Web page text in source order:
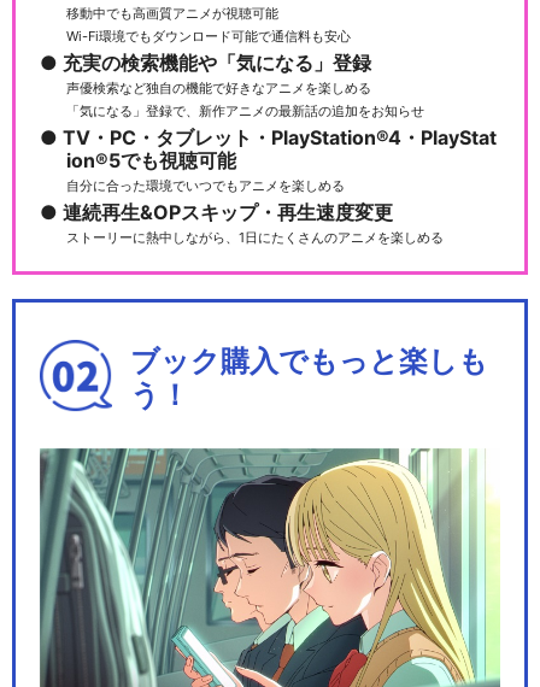
移動中でも高画質アニメが視聴可能
Wi-Fi環境でもダウンロード可能で通信料も安心
充実の検索機能や「気になる」登録
声優検索など独自の機能で好きなアニメを楽しめる
「気になる」登録で、新作アニメの最新話の追加をお知らせ
TV・PC・タブレット・PlayStation®4・PlayStat
ion®5でも視聴可能
自分に合った環境でいつでもアニメを楽しめる
連続再生&OPスキップ・再生速度変更
ストーリーに熱中しながら、1日にたくさんのアニメを楽しめる
ブック購入でもっと楽しも
う！